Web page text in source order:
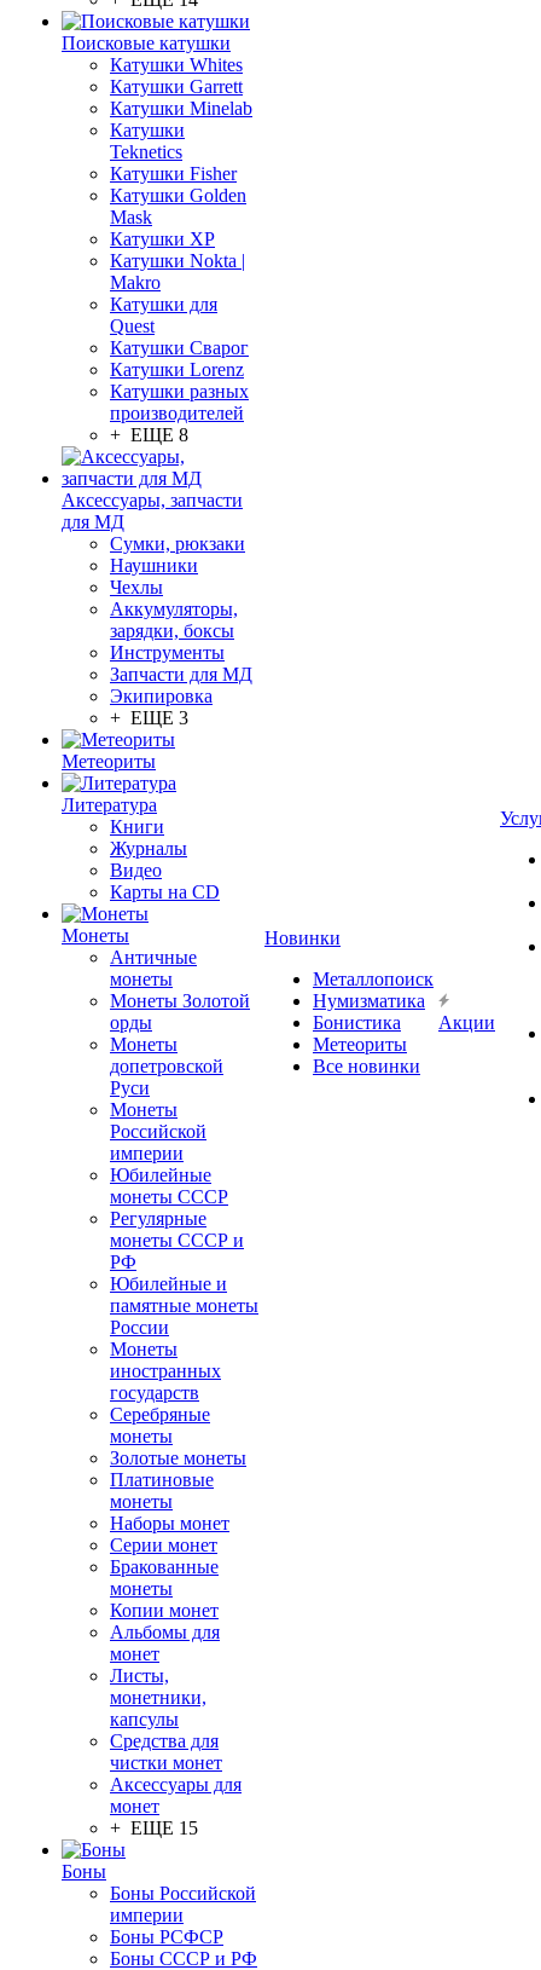
Поисковые катушки
Катушки Whites
Катушки Garrett
Катушки Minelab
Катушки
Teknetics
Катушки Fisher
Катушки Golden
Mask
Катушки XP
Катушки Nokta |
Makro
Катушки для
Quest
Катушки Сварог
Катушки Lorenz
Катушки разных
производителей
+ ЕЩЕ 8
Аксессуары, запчасти
для МД
Сумки, рюкзаки
Наушники
Чехлы
Аккумуляторы,
зарядки, боксы
Инструменты
Запчасти для МД
Экипировка
+ ЕЩЕ 3
Метеориты
Литература
Книги
Журналы
Видео
Карты на CD
Монеты
Античные
монеты
Монеты Золотой
орды
Монеты
допетровской
Руси
Монеты
Российской
империи
Юбилейные
монеты СССР
Регулярные
монеты СССР и
РФ
Юбилейные и
памятные монеты
России
Монеты
иностранных
государств
Серебряные
монеты
Золотые монеты
Платиновые
монеты
Наборы монет
Серии монет
Бракованные
монеты
Копии монет
Альбомы для
монет
Листы,
монетники,
капсулы
Средства для
чистки монет
Аксессуары для
монет
+ ЕЩЕ 15
Боны
Боны Российской
империи
Боны РСФСР
Боны СССР и РФ
Новинки
Металлопоиск
Нумизматика
Бонистика
Метеориты
Все новинки
Акции